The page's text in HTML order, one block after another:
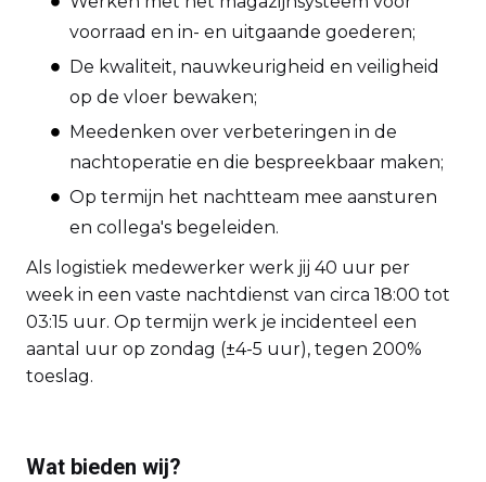
voorraad en in- en uitgaande goederen;
De kwaliteit, nauwkeurigheid en veiligheid
op de vloer bewaken;
Meedenken over verbeteringen in de
nachtoperatie en die bespreekbaar maken;
Op termijn het nachtteam mee aansturen
en collega's begeleiden.
Als logistiek medewerker werk jij 40 uur per
week in een vaste nachtdienst van circa 18:00 tot
03:15 uur. Op termijn werk je incidenteel een
aantal uur op zondag (±4-5 uur), tegen 200%
toeslag.
Wat bieden wij?